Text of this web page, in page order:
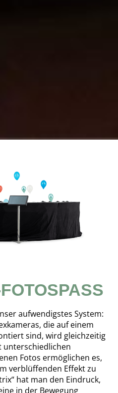
aufwendigstes System:
die auf einem
sind, wird gleichzeitig
unterschiedlichen
Fotos ermöglichen es,
verblüffenden Effekt zu
hat man den Eindruck,
in der Bewegung